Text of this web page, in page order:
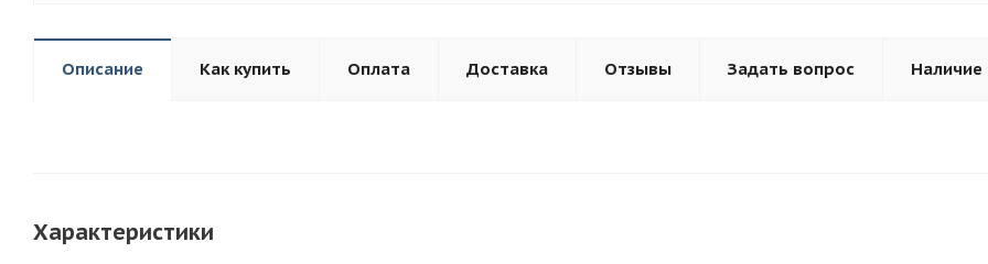
Описание Как купить Оплата Доставка Отзывы Задать вопрос Наличие
Характеристики